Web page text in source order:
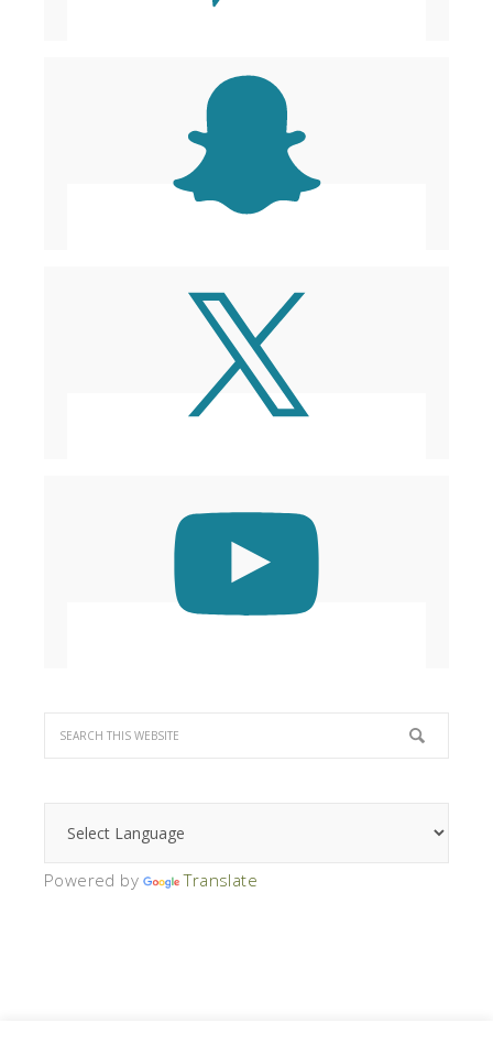
Powered by Translate